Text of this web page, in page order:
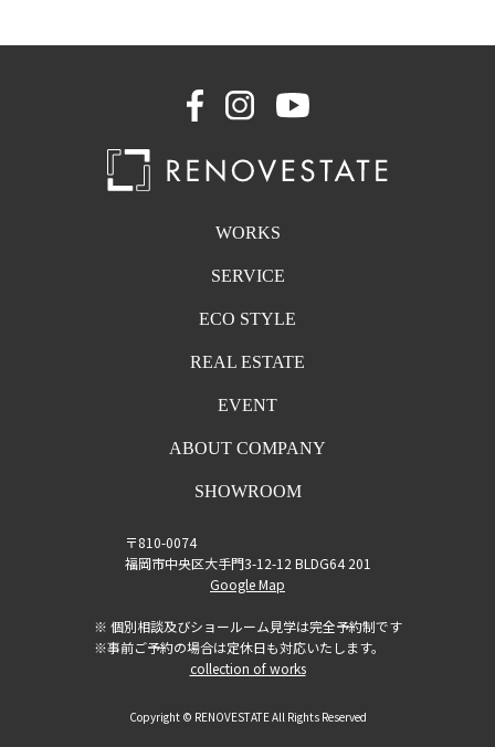
WORKS
SERVICE
ECO STYLE
REAL ESTATE
EVENT
ABOUT COMPANY
SHOWROOM
〒810-0074
福岡市中央区大手門3-12-12 BLDG64 201
Google Map
※ 個別相談及びショールーム見学は完全予約制です
※事前ご予約の場合は定休日も対応いたします。
collection of works
Copyright © RENOVESTATE All Rights Reserved